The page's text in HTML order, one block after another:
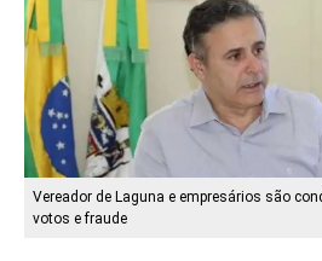
Vereador de Laguna e empresários são
votos e fraude